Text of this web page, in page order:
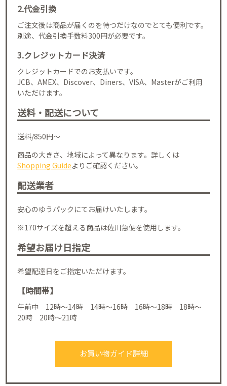
2.代金引換
ご注文後は商品が届くのを待つだけなのでとても便利です。
別途、代金引換手数料300円が必要です。
3.クレジットカード決済
クレジットカードでのお支払いです。
JCB、AMEX、Discover、Diners、VISA、Masterがご利用
いただけます。
送料・配送について
送料/850円～
商品の大きさ、地域によって異なります。詳しくは
Shopping Guideよりご確認ください。
配送業者
安心のゆうパックにてお届けいたします。
※170サイズを超える商品は佐川急便を使用します。
希望お届け日指定
希望配達日をご指定いただけます。
【時間帯】
午前中 12時～14時 14時～16時 16時～18時 18時～
20時 20時～21時
お買い物ガイド詳細